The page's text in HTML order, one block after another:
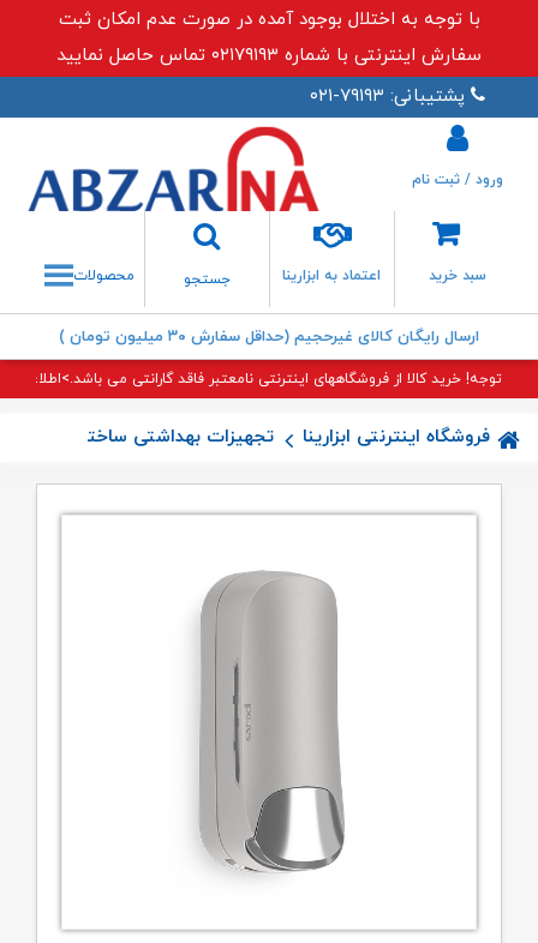
با توجه به اختلال بوجود آمده در صورت عدم امکان ثبت
سفارش اینترنتی با شماره ۰۲۱۷۹۱۹۳ تماس حاصل نمایید
پشتیبانی: ۷۹۱۹۳-۰۲۱
سبد خرید اعتماد به ابزارینا
جستجو
جستجو
ورود / ثبت نام
محصولات
ارسال رایگان کالای غیرحجیم (حداقل سفارش ۳۰ میلیون تومان )
توجه! خرید کالا از فروشگاههای اینترنتی نامعتبر فاقد گارانتی می باشد.>اطلاعات
فروشگاه اینترنتی ابزارینا تجهیزات بهداشتی ساختمان